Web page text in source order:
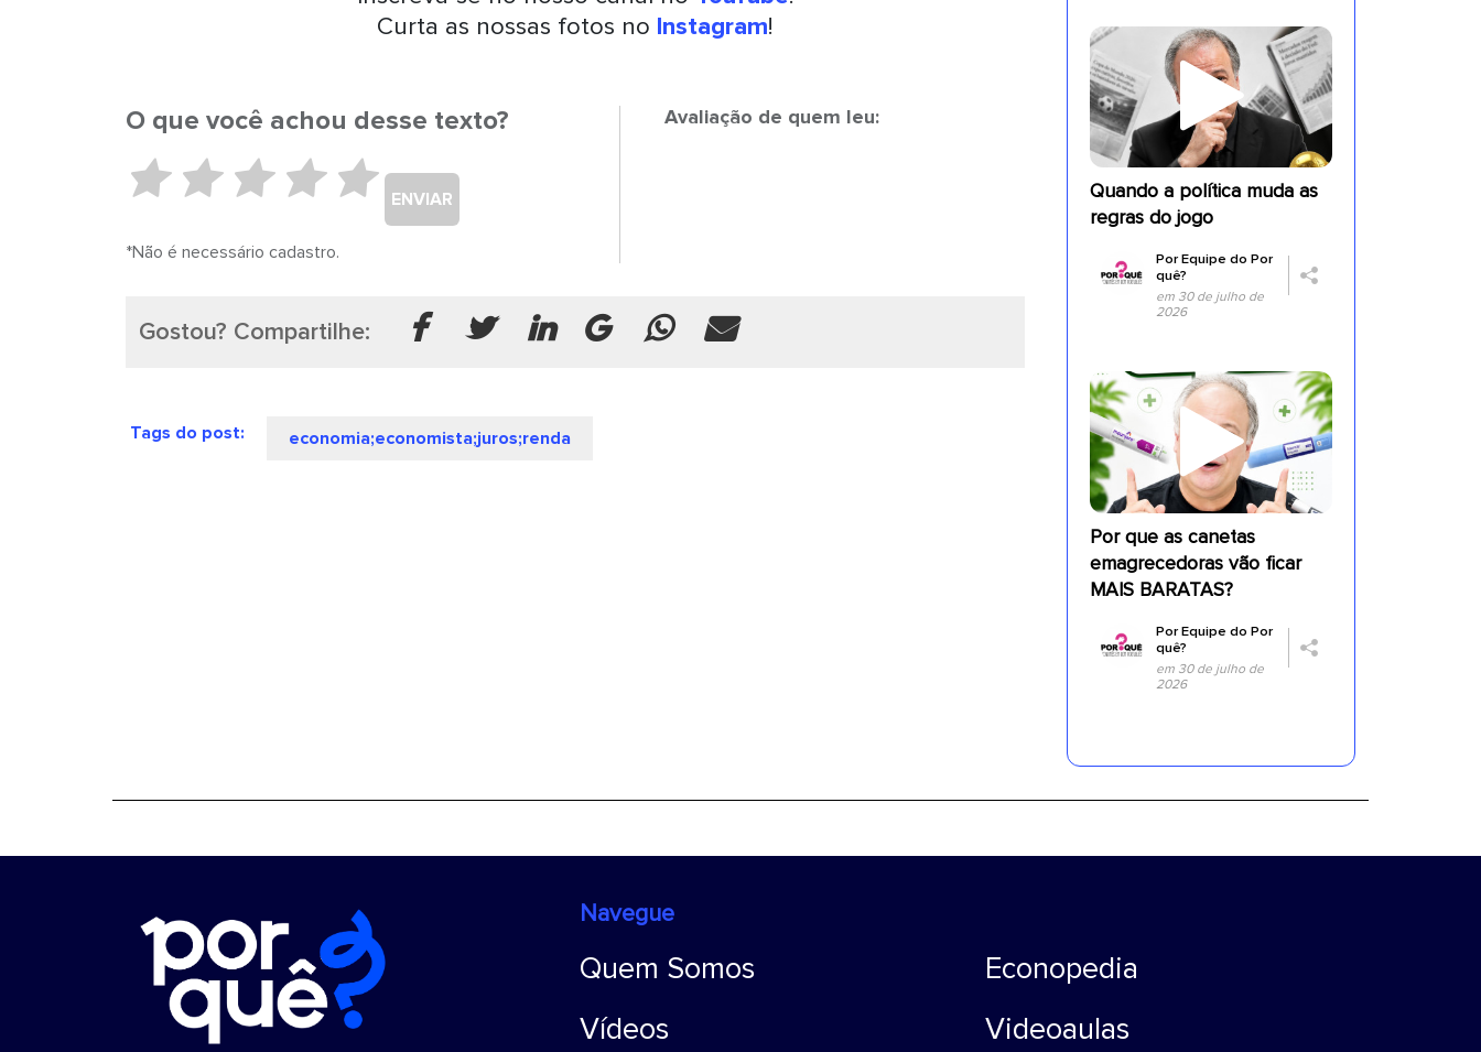
Curta as nossas fotos no Instagram!
O que você achou desse texto?
ENVIAR
*Não é necessário cadastro.
Avaliação de quem leu:
Gostou? Compartilhe:
Tags do post: economia;economista;juros;renda
Quando a política muda as
regras do jogo
PorEquipe do Por
quê?
em 30 de julho de
2026
Por que as canetas
emagrecedoras vão ficar
MAIS BARATAS?
PorEquipe do Por
quê?
em 30 de julho de
2026
Navegue
Quem Somos
Vídeos
Econopedia
Videoaulas